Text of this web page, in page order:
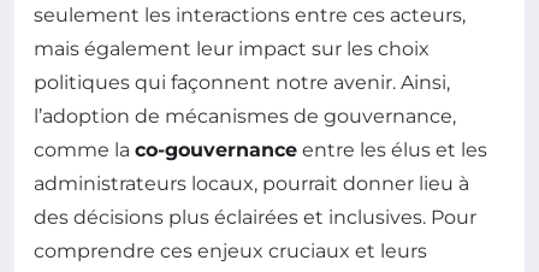
seulement les interactions entre ces acteurs,
mais également leur impact sur les choix
politiques qui façonnent notre avenir. Ainsi,
l’adoption de mécanismes de gouvernance,
comme la co-gouvernance entre les élus et les
administrateurs locaux, pourrait donner lieu à
des décisions plus éclairées et inclusives. Pour
comprendre ces enjeux cruciaux et leurs